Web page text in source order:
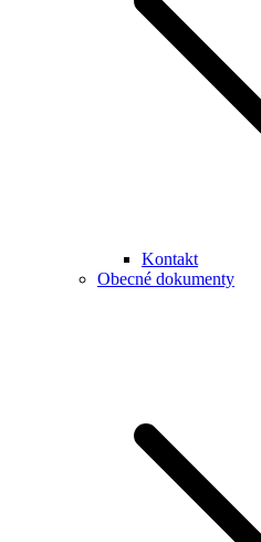
Kontakt
Obecné dokumenty